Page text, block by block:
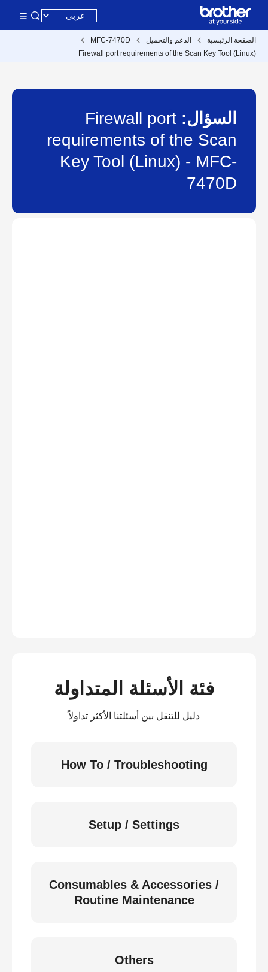
الصفحة الرئيسية الدعم والتحميل
MFC-7470D
Firewall port requirements of the Scan Key Tool (Linux)
السؤال:
Firewall port
requirements of the Scan
Key Tool (Linux) - MFC-
7470D
فئة الأسئلة المتداولة
دليل للتنقل بين أسئلتنا الأكثر تداولاً
How To / Troubleshooting
Setup / Settings
Consumables & Accessories /
Routine Maintenance
Others